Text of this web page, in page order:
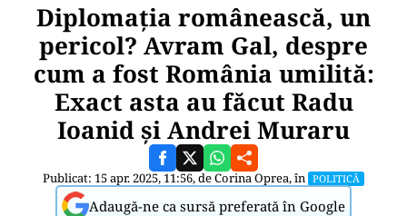
Diplomația românească, un
pericol? Avram Gal, despre
cum a fost România umilită:
Exact asta au făcut Radu
Ioanid și Andrei Muraru
Publicat: 15 apr. 2025, 11:56, deCorina Oprea, în POLITICĂ
Adaugă-ne ca sursă preferată în Google